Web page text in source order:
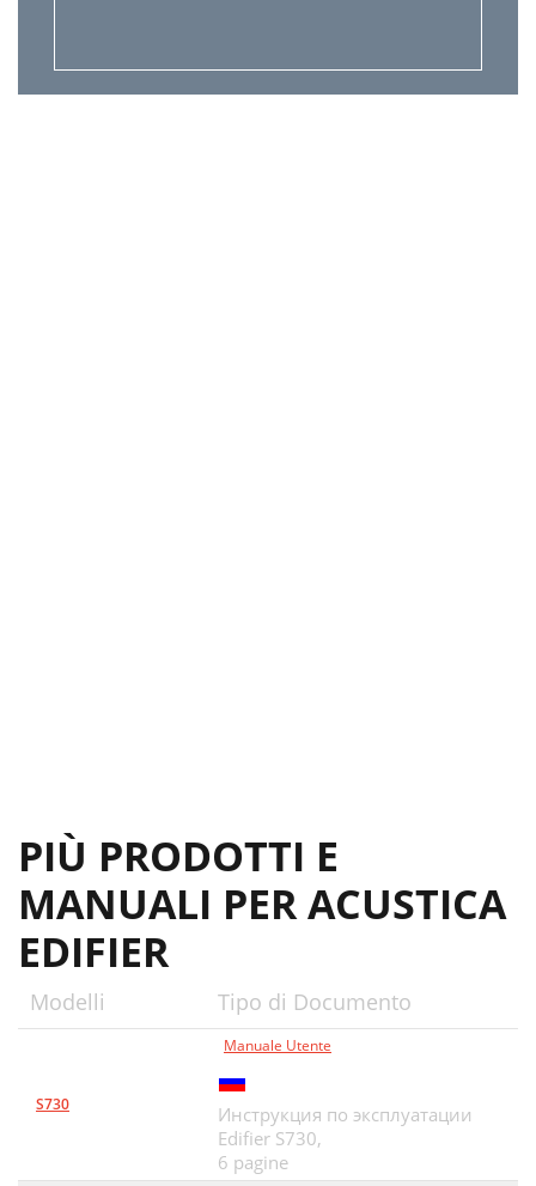
PIÙ PRODOTTI E
MANUALI PER ACUSTICA
EDIFIER
Modelli Tipo di Documento
S730
Manuale Utente
Инструкция по эксплуатации
Edifier S730,
6 pagine